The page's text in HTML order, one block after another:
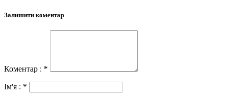
Залишити коментар
Коментар : *
Ім'я : *